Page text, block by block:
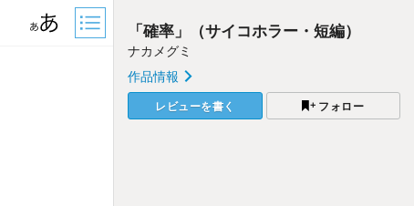
「確率」（サイコホラー・短編）
ナカメグミ
作品情報
レビューを書く フォロー